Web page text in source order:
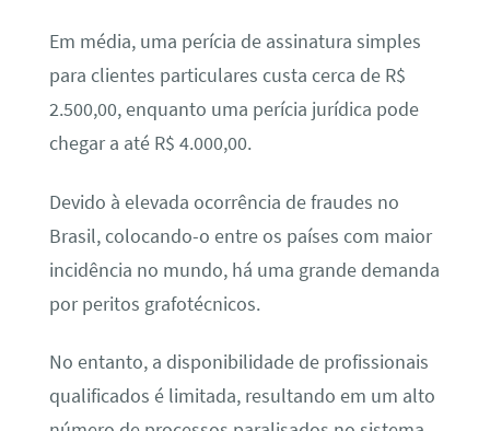
Em média, uma perícia de assinatura simples
para clientes particulares custa cerca de R$
2.500,00, enquanto uma perícia jurídica pode
chegar a até R$ 4.000,00.
Devido à elevada ocorrência de fraudes no
Brasil, colocando-o entre os países com maior
incidência no mundo, há uma grande demanda
por peritos grafotécnicos.
No entanto, a disponibilidade de profissionais
qualificados é limitada, resultando em um alto